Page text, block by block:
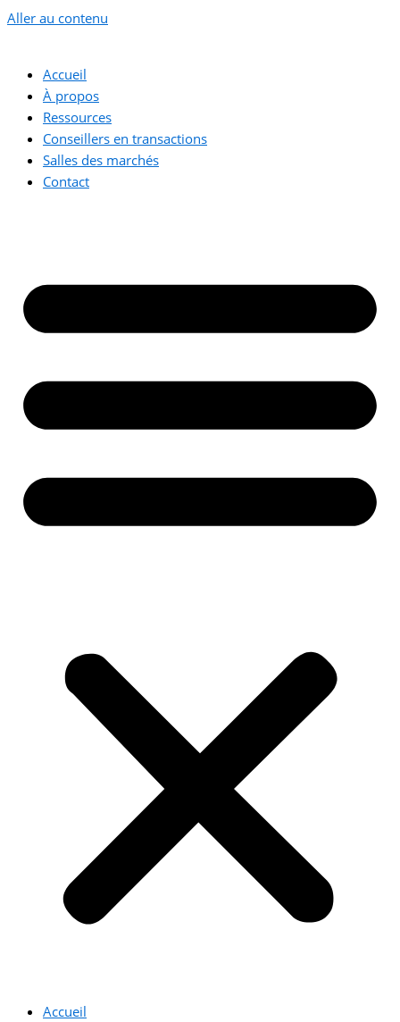
Aller au contenu
Accueil
À propos
Ressources
Conseillers en transactions
Salles des marchés
Contact
Accueil